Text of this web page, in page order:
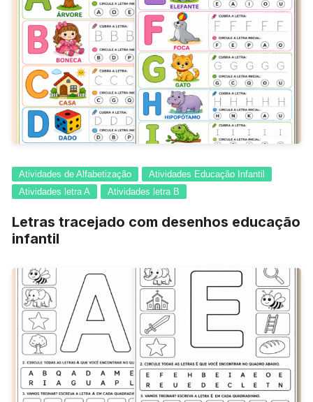
Atividades de Alfabetização
Atividades Educação Infantil
Atividades letra A
Atividades letra B
Letras tracejado com desenhos educação
infantil